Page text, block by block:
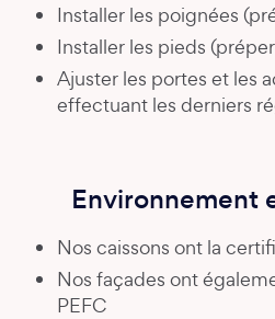
Installer les poignées
Installer les pieds
Ajuster les portes et les
effectuant les derniers
Environnement
Nos caissons ont la
Nos façades ont
PEFC